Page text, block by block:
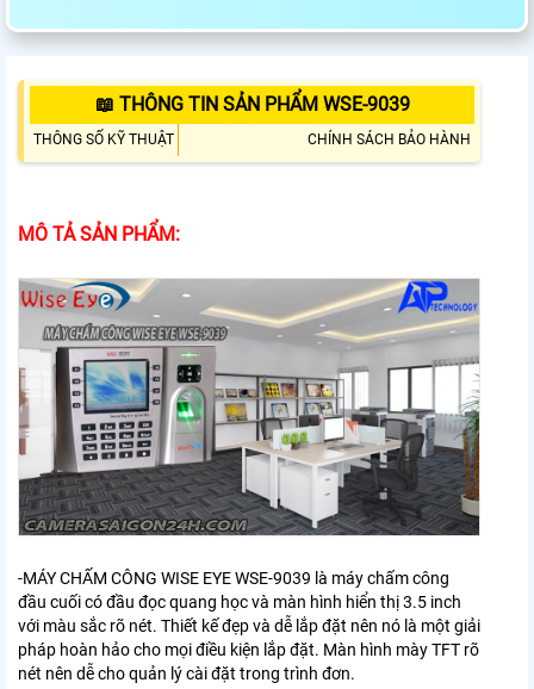
📖 THÔNG TIN SẢN PHẨM WSE-9039
THÔNG SỐ KỸ THUẬT CHÍNH SÁCH BẢO HÀNH
MÔ TẢ SẢN PHẨM:
-MÁY CHẤM CÔNG WISE EYE WSE-9039 là máy chấm công
đầu cuối có đầu đọc quang học và màn hình hiển thị 3.5 inch
với màu sắc rõ nét. Thiết kế đẹp và dễ lắp đặt nên nó là một giải
pháp hoàn hảo cho mọi điều kiện lắp đặt. Màn hình mày TFT rõ
nét nên dễ cho quản lý cài đặt trong trình đơn.